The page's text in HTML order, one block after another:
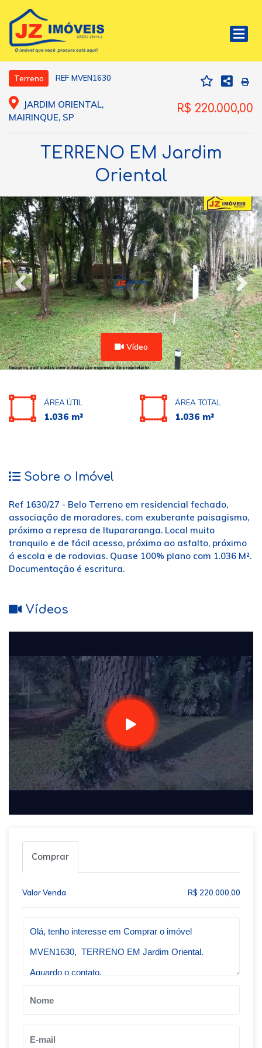
Terreno REF MVEN1630
JARDIM ORIENTAL,
MAIRINQUE, SP
R$ 220.000,00
TERRENO EM Jardim
Oriental
Vídeo
ÁREA ÚTIL
1.036 m²
ÁREA TOTAL
1.036 m²
Sobre o Imóvel
Ref 1630/27 - Belo Terreno em residencial fechado,
associação de moradores, com exuberante paisagismo,
próximo a represa de Itupararanga. Local muito
tranquilo e de fácil acesso, próximo ao asfalto, próximo
á escola e de rodovias. Quase 100% plano com 1.036 M².
Documentação é escritura.
Vídeos
Comprar
Valor Venda R$ 220.000,00